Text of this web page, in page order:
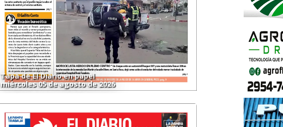
Tapa de El Diario en papel
miércoles 05 de agosto de 2026